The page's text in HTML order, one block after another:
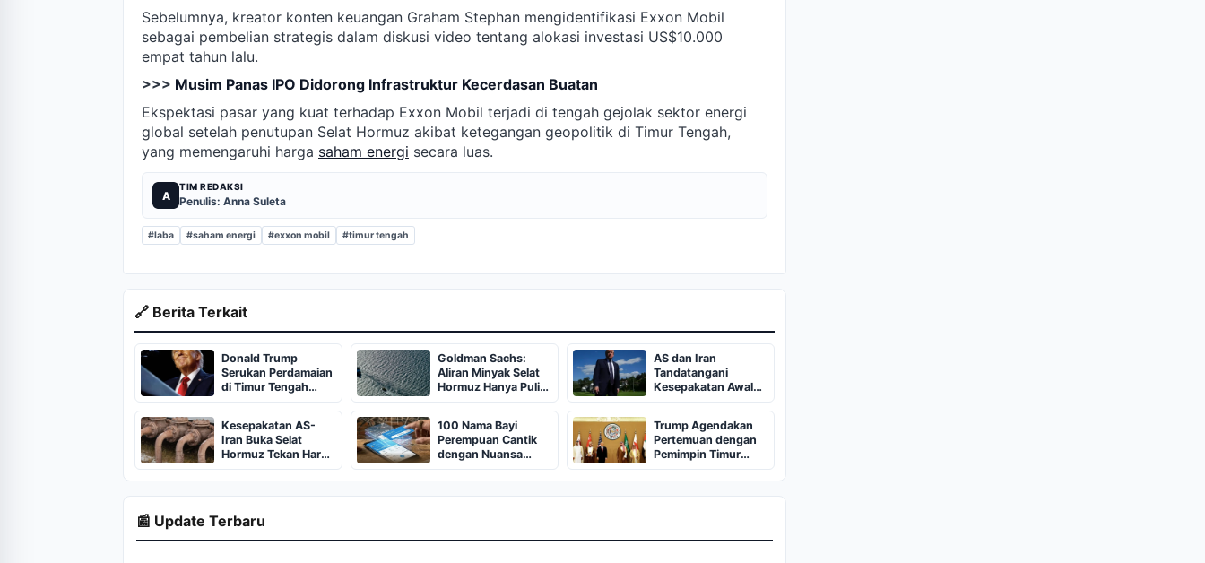
Sebelumnya, kreator konten keuangan Graham Stephan mengidentifikasi Exxon Mobil
sebagai pembelian strategis dalam diskusi video tentang alokasi investasi US$10.000
empat tahun lalu.
>>> Musim Panas IPO Didorong Infrastruktur Kecerdasan Buatan
Ekspektasi pasar yang kuat terhadap Exxon Mobil terjadi di tengah gejolak sektor energi
global setelah penutupan Selat Hormuz akibat ketegangan geopolitik di Timur Tengah,
yang memengaruhi harga saham energi secara luas.
A
TIM REDAKSI
Penulis: Anna Suleta
#laba #saham energi #exxon mobil #timur tengah
🔗 Berita Terkait
Donald Trump
Serukan Perdamaian
di Timur Tengah
untuk Stabilitas
Regional
Goldman Sachs:
Aliran Minyak Selat
Hormuz Hanya Pulih
70 Persen pada Juni
2026
AS dan Iran
Tandatangani
Kesepakatan Awal
Buka Selat Hormuz
Kesepakatan AS-
Iran Buka Selat
Hormuz Tekan Harga
Minyak Timur
Tengah
100 Nama Bayi
Perempuan Cantik
dengan Nuansa
Timur Tengah
Trump Agendakan
Pertemuan dengan
Pemimpin Timur
Tengah di KTT G7
Prancis
📰 Update Terbaru